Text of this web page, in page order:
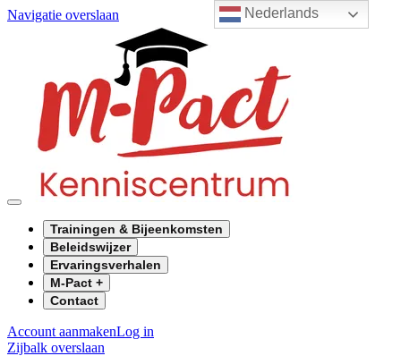
Nederlands
Navigatie overslaan
Trainingen & Bijeenkomsten
Beleidswijzer
Ervaringsverhalen
M-Pact +
Contact
Account aanmakenLog in
Zijbalk overslaan